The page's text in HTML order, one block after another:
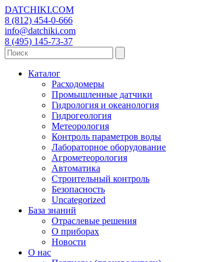
DATCHIKI.COM
8 (812) 454-0-666
info@datchiki.com
8 (495) 145-73-37
Каталог
Расходомеры
Промышленные датчики
Гидрология и океанология
Гидрогеология
Метеорология
Контроль параметров воды
Лабораторное оборудование
Агрометеорология
Автоматика
Строительный контроль
Безопасность
Uncategorized
База знаний
Отраслевые решения
О приборах
Новости
О нас